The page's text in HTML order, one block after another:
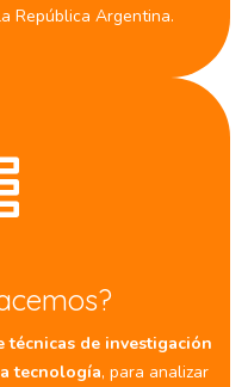
República Argentina.
técnicas de investigación
tecnología, para analizar